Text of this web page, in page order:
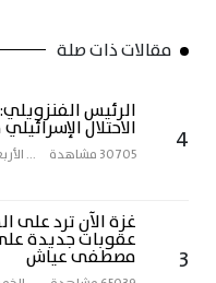
مقالات ذات صلة
4
الرئيس
الاحتلال
30705 مشاهدة ...الأربعاء 13
3
غزة الآن ترد على
عقوبات جديدة
مصطفى عياش